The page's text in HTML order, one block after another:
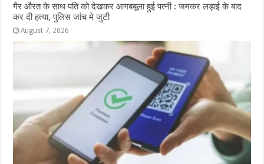
गैर औरत के साथ पति को देखकर आगबबूला हुई पत्नी : जमकर लड़ाई के बाद
कर दी हत्या, पुलिस जांच मे जुटी
August 7, 2026